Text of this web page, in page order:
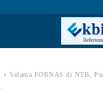
Selama FORNAS di NTB,